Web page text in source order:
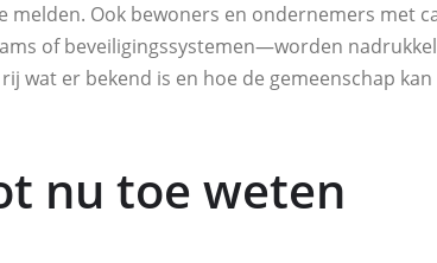
melden. Ook bewoners en ondernemers met
of beveiligingssystemen—worden
wat er bekend is en hoe de gemeenschap
nu toe weten